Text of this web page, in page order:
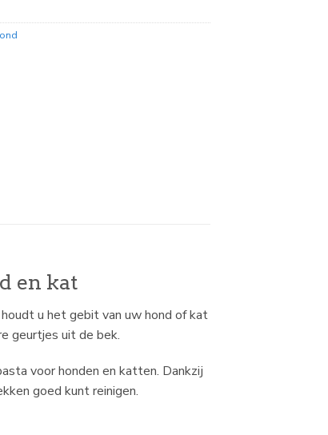
en kat
u het gebit van uw hond of kat
geurtjes uit de bek.
voor honden en katten. Dankzij
goed kunt reinigen.